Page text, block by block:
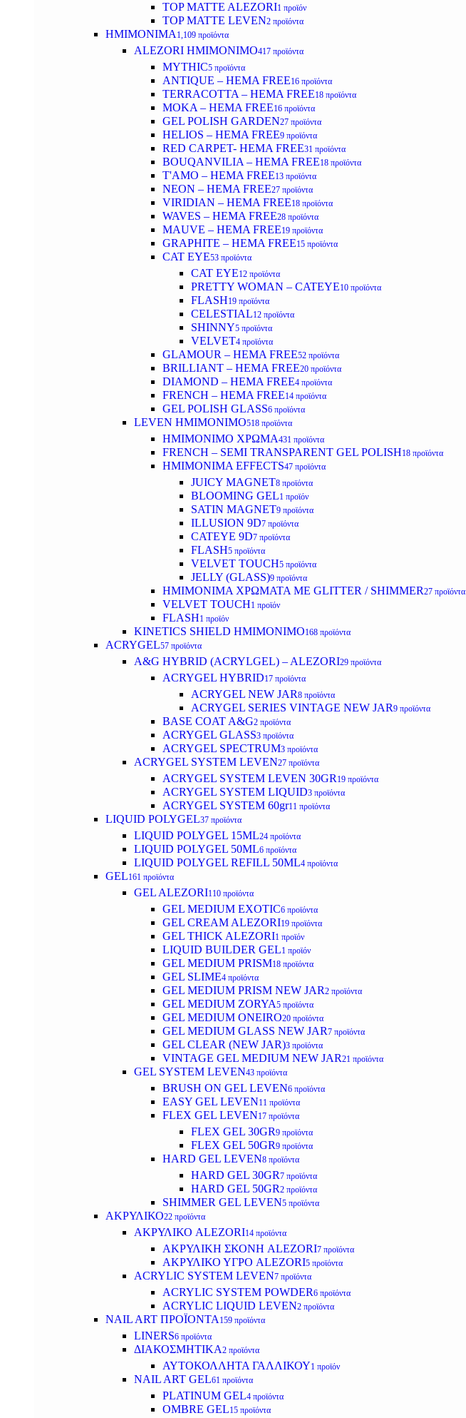
TOP MATTE ALEZORI1 προϊόν
TOP MATTE LEVEN2 προϊόντα
ΗΜΙΜΟΝΙΜΑ 1,109 προϊόντα
ALEZORI ΗΜΙΜΟΝΙΜΟ417 προϊόντα
MYTHIC5 προϊόντα
ANTIQUE – HEMA FREE16 προϊόντα
TERRACOTTA – HEMA FREE18 προϊόντα
MOKA – HEMA FREE16 προϊόντα
GEL POLISH GARDEN27 προϊόντα
HELIOS – HEMA FREE9 προϊόντα
RED CARPET- HEMA FREE31 προϊόντα
BOUQANVILIA – HEMA FREE18 προϊόντα
T'AMO – HEMA FREE13 προϊόντα
NEON – HEMA FREE27 προϊόντα
VIRIDIAN – HEMA FREE18 προϊόντα
WAVES – HEMA FREE28 προϊόντα
MAUVE – HEMA FREE19 προϊόντα
GRAPHITE – HEMA FREE15 προϊόντα
CAT EYE53 προϊόντα
CAT EYE12 προϊόντα
PRETTY WOMAN – CATEYE10 προϊόντα
FLASH19 προϊόντα
CELESTIAL12 προϊόντα
SHINNY5 προϊόντα
VELVET4 προϊόντα
GLAMOUR – HEMA FREE52 προϊόντα
BRILLIANT – HEMA FREE20 προϊόντα
DIAMOND – HEMA FREE4 προϊόντα
FRENCH – HEMA FREE14 προϊόντα
GEL POLISH GLASS6 προϊόντα
LEVEN ΗΜΙΜΟΝΙΜΟ518 προϊόντα
ΗΜΙΜΟΝΙΜΟ ΧΡΩΜΑ431 προϊόντα
FRENCH – SEMI TRANSPARENT GEL POLISH18 προϊόντα
HMIMONIMA EFFECTS47 προϊόντα
JUICY MAGNET8 προϊόντα
BLOOMING GEL1 προϊόν
SATIN MAGNET9 προϊόντα
ILLUSION 9D7 προϊόντα
CATEYE 9D7 προϊόντα
FLASH5 προϊόντα
VELVET TOUCH5 προϊόντα
JELLY (GLASS)9 προϊόντα
ΗΜΙΜΟΝΙΜA ΧΡΩΜΑΤΑ ΜΕ GLITTER / SHIMMER27 προϊόντα
VELVET TOUCH1 προϊόν
FLASH1 προϊόν
KINETICS SHIELD ΗΜΙΜΟΝΙΜΟ168 προϊόντα
ACRYGEL57 προϊόντα
A&G HYBRID (ACRYLGEL) – ALEZORI29 προϊόντα
ACRYGEL HYBRID17 προϊόντα
ACRYGEL NEW JAR8 προϊόντα
ACRYGEL SERIES VINTAGE NEW JAR9 προϊόντα
BASE COAT A&G2 προϊόντα
ACRYGEL GLASS3 προϊόντα
ACRYGEL SPECTRUM3 προϊόντα
ACRYGEL SYSTEM LEVEN27 προϊόντα
ACRYGEL SYSTEM LEVEN 30GR 19 προϊόντα
ACRYGEL SYSTEM LIQUID3 προϊόντα
ACRYGEL SYSTEM 60gr11 προϊόντα
LIQUID POLYGEL37 προϊόντα
LIQUID POLYGEL 15ML24 προϊόντα
LIQUID POLYGEL 50ML6 προϊόντα
LIQUID POLYGEL REFILL 50ML4 προϊόντα
GEL161 προϊόντα
GEL ALEZORI110 προϊόντα
GEL MEDIUM EXOTIC6 προϊόντα
GEL CREAM ALEZORI19 προϊόντα
GEL THICK ALEZORI1 προϊόν
LIQUID BUILDER GEL1 προϊόν
GEL MEDIUM PRISM18 προϊόντα
GEL SLIME4 προϊόντα
GEL MEDIUM PRISM NEW JAR2 προϊόντα
GEL MEDIUM ZORYA5 προϊόντα
GEL MEDIUM ONEIRO20 προϊόντα
GEL MEDIUM GLASS NEW JAR7 προϊόντα
GEL CLEAR (NEW JAR)3 προϊόντα
VINTAGE GEL MEDIUM NEW JAR21 προϊόντα
GEL SYSTEM LEVEN43 προϊόντα
BRUSH ON GEL LEVEN6 προϊόντα
EASY GEL LEVEN11 προϊόντα
FLEX GEL LEVEN17 προϊόντα
FLEX GEL 30GR9 προϊόντα
FLEX GEL 50GR9 προϊόντα
HARD GEL LEVEN8 προϊόντα
HARD GEL 30GR7 προϊόντα
HARD GEL 50GR2 προϊόντα
SHIMMER GEL LEVEN5 προϊόντα
ΑΚΡΥΛΙΚΟ22 προϊόντα
ΑΚΡΥΛΙΚΟ ALEZORI14 προϊόντα
ΑΚΡΥΛΙΚΗ ΣΚΟΝΗ ALEZORI7 προϊόντα
ΑΚΡΥΛΙΚΟ ΥΓΡΟ ALEZORI5 προϊόντα
ACRYLIC SYSTEM LEVEN7 προϊόντα
ACRYLIC SYSTEM POWDER6 προϊόντα
ACRYLIC LIQUID LEVEN2 προϊόντα
NAIL ART ΠΡΟΪΟΝΤΑ 159 προϊόντα
LINERS6 προϊόντα
ΔΙΑΚΟΣΜΗΤΙΚΑ2 προϊόντα
ΑΥΤΟΚΟΛΛΗΤΑ ΓΑΛΛΙΚΟΥ1 προϊόν
NAIL ART GEL61 προϊόντα
PLATINUM GEL4 προϊόντα
OMBRE GEL15 προϊόντα